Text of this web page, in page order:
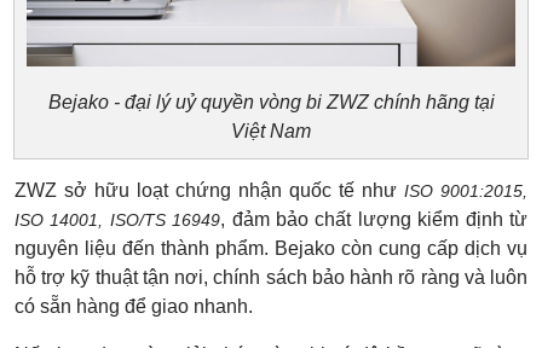
Bejako - đại lý uỷ quyền vòng bi ZWZ chính hãng tại
Việt Nam
ZWZ sở hữu loạt chứng nhận quốc tế như ISO 9001:2015,
ISO 14001, ISO/TS 16949, đảm bảo chất lượng kiểm định từ
nguyên liệu đến thành phẩm. Bejako còn cung cấp dịch vụ
hỗ trợ kỹ thuật tận nơi, chính sách bảo hành rõ ràng và luôn
có sẵn hàng để giao nhanh.